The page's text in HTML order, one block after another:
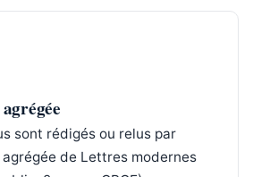
sont rédigés ou relus par
de Lettres modernes